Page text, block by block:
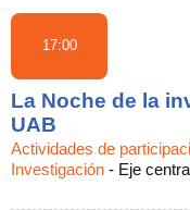
17:00
La Noche de la
UAB
Actividades de
Investigación - Eje